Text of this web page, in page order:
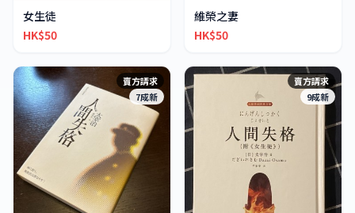
女生徒
HK$50
維榮之妻
HK$50
賣方請求
7成新
賣方請求
9成新